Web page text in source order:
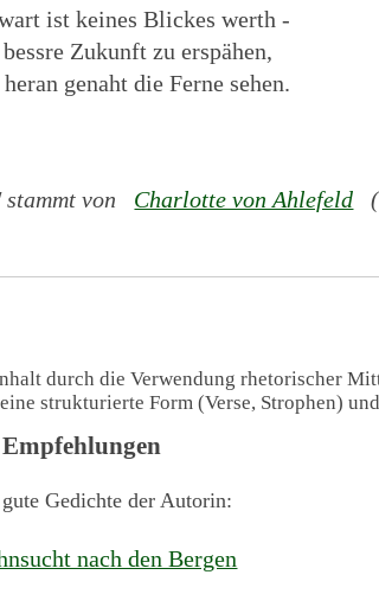
ist keines Blickes werth -
Zukunft zu erspähen,
genaht die Ferne sehen.
stammt von Charlotte von Ahlefeld
durch die Verwendung rhetorischer
strukturierte Form (Verse, Strophen)
Empfehlungen
Gedichte der Autorin:
nach den Bergen